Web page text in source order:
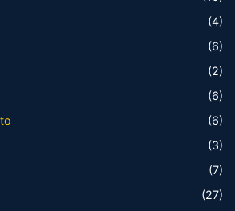
(4)
(6)
(2)
(6)
(6)
(3)
(7)
(27)